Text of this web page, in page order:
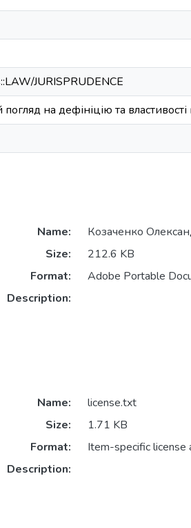
JURISPRUDENCE
на дефініцію та
Name:
Козаченко
Size:
212.6 KB
Format:
Adobe Portable
Description:
Name:
license.txt
Size:
1.71 KB
Format:
Item-specific license
Description: